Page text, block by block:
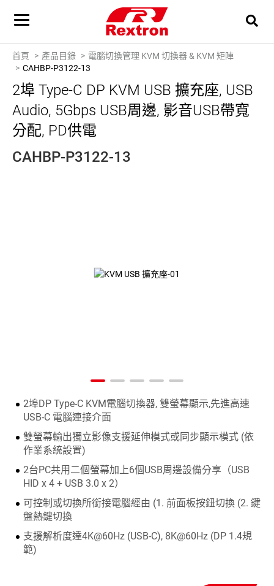
首頁 產品目錄
電腦切換管理 KVM 切換器 & KVM 矩陣
CAHBP-P3122-13
2埠 Type-C DP KVM USB 擴充座, USB
Audio, 5Gbps USB周邊, 影音USB帶寬
分配, PD供電
CAHBP-P3122-13
2埠DP Type-C KVM電腦切換器, 雙螢幕顯示,先進高速
USB-C 電腦連接介面
雙螢幕輸出獨立影像支援延伸模式或同步顯示模式 (依
作業系統設置)
2台PC共用二個螢幕加上6個USB周邊設備分享（USB
HID x 4 + USB 3.0 x 2）
可控制或切換所銜接電腦經由 (1. 前面板按鈕切換 (2. 鍵
盤熱鍵切換
支援解析度達4K@60Hz (USB-C), 8K@60Hz (DP 1.4規
範)